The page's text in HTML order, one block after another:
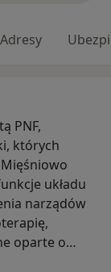
Adresy
PNF,
których
narządów
oparte o
bólowymi,